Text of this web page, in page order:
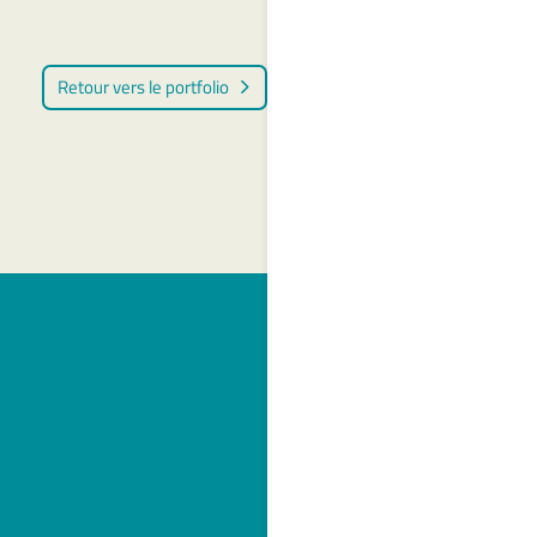
Retour vers le portfolio